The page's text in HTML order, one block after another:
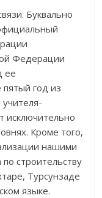
Буквально
Федерации
ее
год из
учителя-
исключительно
Кроме того,
нашими
строительству
Турсунзаде
языке.